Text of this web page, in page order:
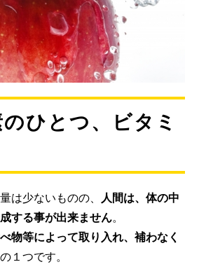
のひとつ、ビタミ
は少ないものの、 人間は、体の中
する事が出来ません。
物等によって取り入れ、補わなく
１つです。